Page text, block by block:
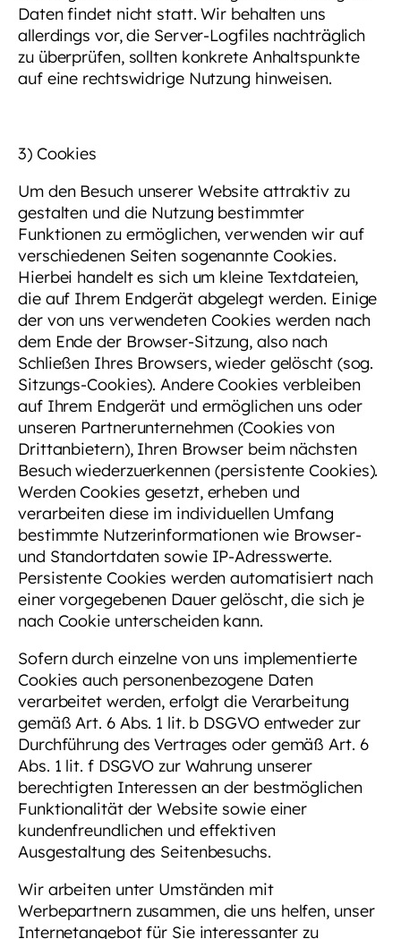
Daten findet nicht statt. Wir behalten uns
allerdings vor, die Server-Logfiles nachträglich
zu überprüfen, sollten konkrete Anhaltspunkte
auf eine rechtswidrige Nutzung hinweisen.
3) Cookies
Um den Besuch unserer Website attraktiv zu
gestalten und die Nutzung bestimmter
Funktionen zu ermöglichen, verwenden wir auf
verschiedenen Seiten sogenannte Cookies.
Hierbei handelt es sich um kleine Textdateien,
die auf Ihrem Endgerät abgelegt werden. Einige
der von uns verwendeten Cookies werden nach
dem Ende der Browser-Sitzung, also nach
Schließen Ihres Browsers, wieder gelöscht (sog.
Sitzungs-Cookies). Andere Cookies verbleiben
auf Ihrem Endgerät und ermöglichen uns oder
unseren Partnerunternehmen (Cookies von
Drittanbietern), Ihren Browser beim nächsten
Besuch wiederzuerkennen (persistente Cookies).
Werden Cookies gesetzt, erheben und
verarbeiten diese im individuellen Umfang
bestimmte Nutzerinformationen wie Browser-
und Standortdaten sowie IP-Adresswerte.
Persistente Cookies werden automatisiert nach
einer vorgegebenen Dauer gelöscht, die sich je
nach Cookie unterscheiden kann.
Sofern durch einzelne von uns implementierte
Cookies auch personenbezogene Daten
verarbeitet werden, erfolgt die Verarbeitung
gemäß Art. 6 Abs. 1 lit. b DSGVO entweder zur
Durchführung des Vertrages oder gemäß Art. 6
Abs. 1 lit. f DSGVO zur Wahrung unserer
berechtigten Interessen an der bestmöglichen
Funktionalität der Website sowie einer
kundenfreundlichen und effektiven
Ausgestaltung des Seitenbesuchs.
Wir arbeiten unter Umständen mit
Werbepartnern zusammen, die uns helfen, unser
Internetangebot für Sie interessanter zu